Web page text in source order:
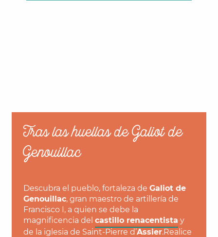
Tras las huellas de Galiot de
Genouillac
Descubra el pueblo, fortaleza de Galiot de
Genouillac, gran maestro de artillería de
Francisco I, a quien se debe la
magnificencia del castillo renacentista y
de la iglesia de Saint-Pierre d’Assier.Realice